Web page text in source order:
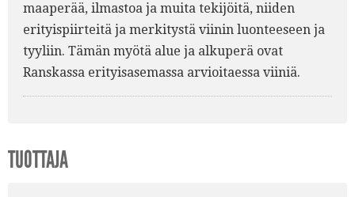
maaperää, ilmastoa ja muita tekijöitä, niiden
erityispiirteitä ja merkitystä viinin luonteeseen ja
tyyliin. Tämän myötä alue ja alkuperä ovat
Ranskassa erityisasemassa arvioitaessa viiniä.
TUOTTAJA